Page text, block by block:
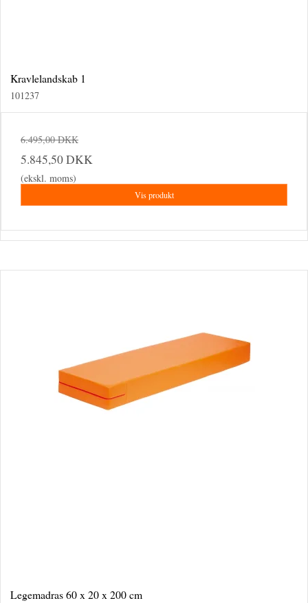
Kravlelandskab 1
101237
6.495,00 DKK
5.845,50 DKK
(ekskl. moms)
Vis produkt
Legemadras 60 x 20 x 200 cm